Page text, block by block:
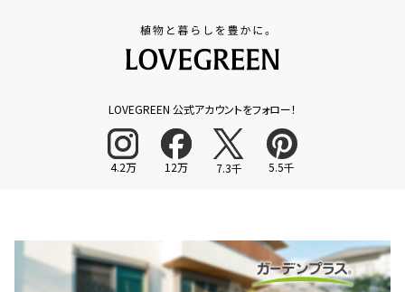
LOVEGREEN 公式アカウントをフォロー！
4.2万 12万 7.3千 5.5千